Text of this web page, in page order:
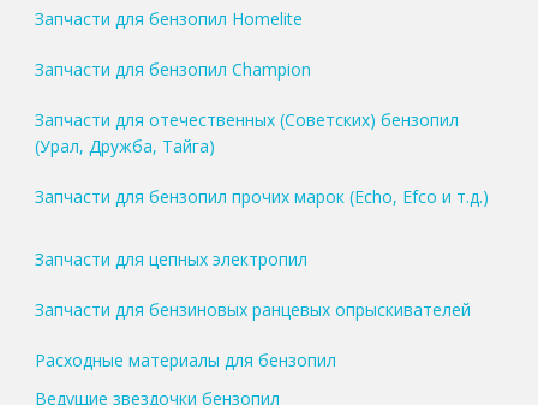
Запчасти для бензопил Homelite
Запчасти для бензопил Champion
Запчасти для отечественных (Советских) бензопил
(Урал, Дружба, Тайга)
Запчасти для бензопил прочих марок (Echo, Efco и т.д.)
Запчасти для цепных электропил
Запчасти для бензиновых ранцевых опрыскивателей
Расходные материалы для бензопил
Ведущие звездочки бензопил